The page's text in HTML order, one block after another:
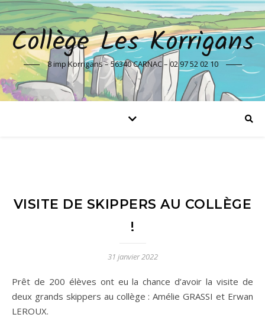
Collège Les Korrigans
8 imp Korrigans – 56340 CARNAC – 02 97 52 02 10
VISITE DE SKIPPERS AU COLLÈGE
!
31 janvier 2022
Prêt de 200 élèves ont eu la chance d’avoir la visite de
deux grands skippers au collège : Amélie GRASSI et Erwan
LEROUX.